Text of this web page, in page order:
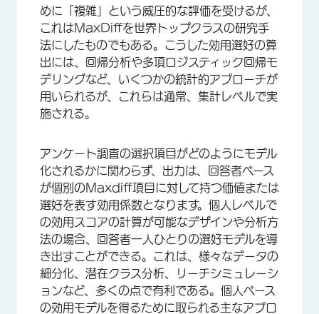
めに「複雑」という威圧的な評価を受けるが、
これはMaxDiffを世界トップクラスの研究手
法にしたものでもある。こうした効用選好の算
出には、回帰分析や多項ロジスティック回帰モ
デリングなど、いくつかの統計的アプローチが
用いられるが、これらは通常、集計レベルで実
施される。
アンケート調査の選択項目がどのようにモデル
化されるかに関わらず、出力は、回答者ベース
が個別のMaxdiff項目に対して持つ価値または
選好を表す効用係数となります。個人レベルで
の効用スコアの計算が可能なデザインや分析方
法の場合、回答者一人ひとりの選好モデルを導
き出すことができる。これは、様々なデータの
細分化、潜在クラス分析、リーチシミュレーシ
ョンなど、多くの点で有利である。個人ベース
の効用モデルを得るために取られる主なアプロ